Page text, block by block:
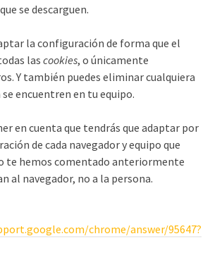
se descarguen.
la configuración de forma que el
las cookies, o únicamente
Y también puedes eliminar cualquiera
se encuentren en tu equipo.
en cuenta que tendrás que adaptar por
de cada navegador y equipo que
te hemos comentado anteriormente
al navegador, no a la persona.
chrome/answer/95647?